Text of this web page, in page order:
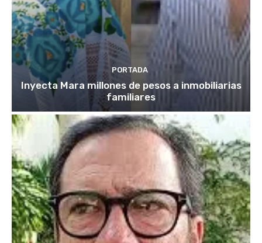
PORTADA
Inyecta Mara millones de pesos a inmobiliarias
familiares